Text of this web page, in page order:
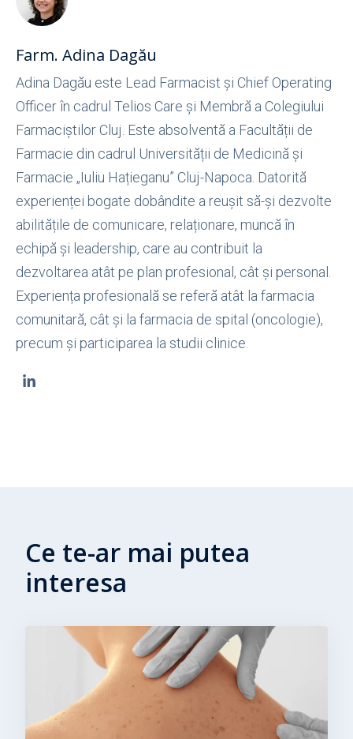
Farm. Adina Dagău
Adina Dagău este Lead Farmacist și Chief Operating
Officer în cadrul Telios Care și Membră a Colegiului
Farmaciștilor Cluj. Este absolventă a Facultății de
Farmacie din cadrul Universității de Medicină și
Farmacie „Iuliu Hațieganu” Cluj-Napoca. Datorită
experienței bogate dobândite a reușit să-și dezvolte
abilitățile de comunicare, relaționare, muncă în
echipă și leadership, care au contribuit la
dezvoltarea atât pe plan profesional, cât și personal.
Experiența profesională se referă atât la farmacia
comunitară, cât și la farmacia de spital (oncologie),
precum și participarea la studii clinice.
Ce te-ar mai putea
interesa